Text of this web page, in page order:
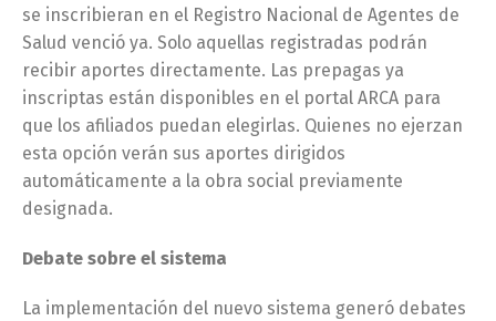
se inscribieran en el Registro Nacional de Agentes de
Salud venció ya. Solo aquellas registradas podrán
recibir aportes directamente. Las prepagas ya
inscriptas están disponibles en el portal ARCA para
que los afiliados puedan elegirlas. Quienes no ejerzan
esta opción verán sus aportes dirigidos
automáticamente a la obra social previamente
designada.
Debate sobre el sistema
La implementación del nuevo sistema generó debates